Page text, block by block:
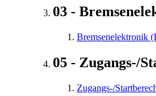
03 -
Bremsenelektronik
05 - Zugangs-/
Zugangs-/